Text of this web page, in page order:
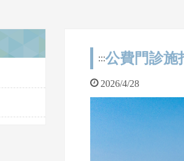
:::公費門診施
2026/4/28